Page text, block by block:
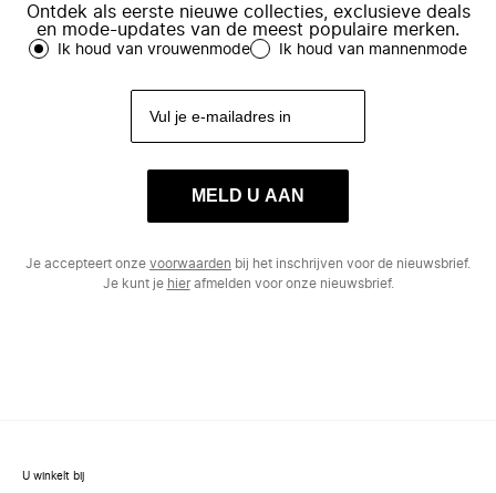
Ontdek als eerste nieuwe collecties, exclusieve deals
en mode-updates van de meest populaire merken.
Ik houd van vrouwenmode Ik houd van mannenmode
MELD U AAN
Je accepteert onze voorwaarden bij het inschrijven voor de nieuwsbrief.
Je kunt je hierafmelden voor onze nieuwsbrief.
U winkelt bij